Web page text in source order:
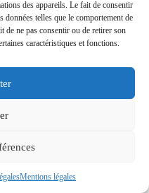
des appareils. Le fait de consentir
données telles que le comportement de
de ne pas consentir ou de retirer son
caractéristiques et fonctions.
Mentions légales